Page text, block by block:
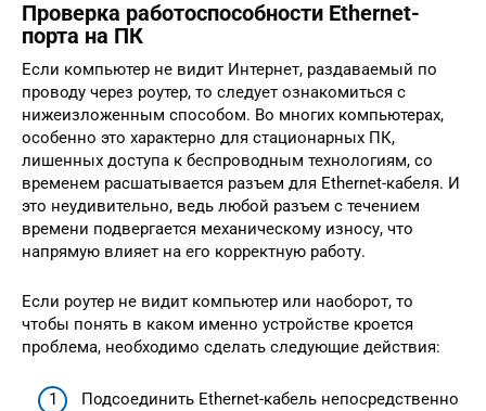
Проверка работоспособности Ethernet-
порта на ПК
Если компьютер не видит Интернет, раздаваемый по
проводу через роутер, то следует ознакомиться с
нижеизложенным способом. Во многих компьютерах,
особенно это характерно для стационарных ПК,
лишенных доступа к беспроводным технологиям, со
временем расшатывается разъем для Ethernet-кабеля. И
это неудивительно, ведь любой разъем с течением
времени подвергается механическому износу, что
напрямую влияет на его корректную работу.
Если роутер не видит компьютер или наоборот, то
чтобы понять в каком именно устройстве кроется
проблема, необходимо сделать следующие действия:
Подсоединить Ethernet-кабель непосредственно